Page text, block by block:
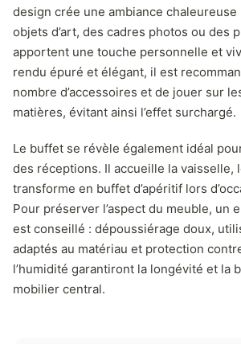
design crée une ambiance chaleureuse
objets d’art, des cadres photos ou des
apportent une touche personnelle et
rendu épuré et élégant, il est
nombre d’accessoires et de jouer sur
matières, évitant ainsi l’effet surchargé.
Le buffet se révèle également idéal
des réceptions. Il accueille la vaisselle,
transforme en buffet d’apéritif lors
Pour préserver l’aspect du meuble, un
est conseillé : dépoussiérage doux,
adaptés au matériau et protection
l’humidité garantiront la longévité et la
mobilier central.